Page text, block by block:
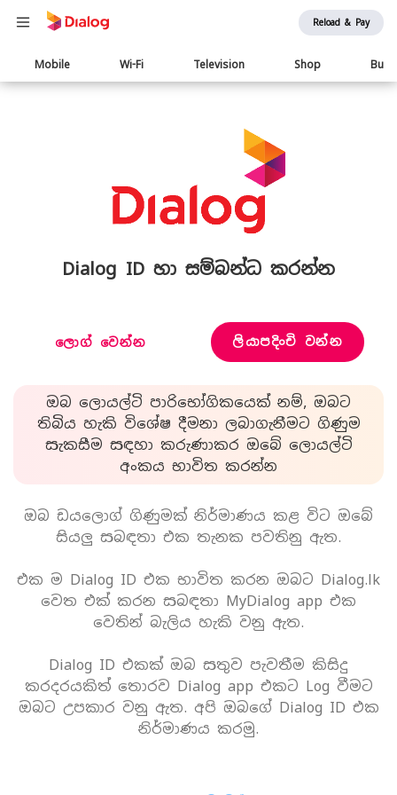
Reload & Pay
Main
navigation
Mobile Wi-Fi Television Shop
Dialog ID හා සම්බන්ධ කරන්න
ලොග් වෙන්න ලියාපදිංචි වන්න
ඔබ ලොයල්ටි පාරිභෝගිකයෙක් නම්, ඔබට
තිබිය හැකි විශේෂ දීමනා ලබාගැනීමට ගිණුම
සැකසීම සඳහා කරුණාකර ඔබේ ලොයල්ටි
අංකය භාවිත කරන්න
ඔබ ඩයලොග් ගිණුමක් නිර්මාණය කළ විට ඔබේ
සියලු සබඳතා එක තැනක පවතිනු ඇත.
එක ම Dialog ID එක භාවිත කරන ඔබට Dialog.lk
වෙත එක් කරන සබඳතා MyDialog app එක
වෙතින් බැලිය හැකි වනු ඇත.
Dialog ID එකක් ඔබ සතුව පැවතීම කිසිදු
කරදරයකිත් තොරව Dialog app එකට Log වීමට
ඔබට උපකාර වනු ඇත. අපි ඔබගේ Dialog ID එක
නිර්මාණය කරමු.